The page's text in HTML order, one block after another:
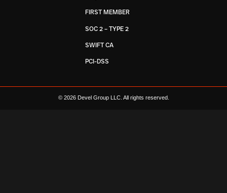
FIRST MEMBER
SOC 2 – TYPE 2
SWIFT CA
PCI-DSS
© 2026 Devel Group LLC. All rights reserved.